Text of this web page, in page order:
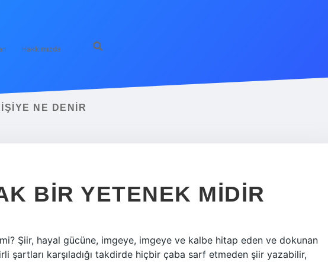
Hakkımızda
NE DENIR
BIR YETENEK MIDIR
Şiir, hayal gücüne, imgeye, imgeye ve kalbe hitap eden ve dokunan
şartları karşıladığı takdirde hiçbir çaba sarf etmeden şiir yazabilir,